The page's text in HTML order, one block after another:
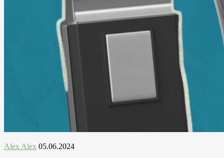
Alex Alex 05.06.2024